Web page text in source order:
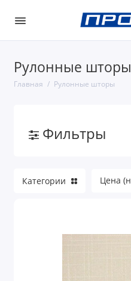
Рулонные шторы
Главная Рулонные шторы
Фильтры
Категории